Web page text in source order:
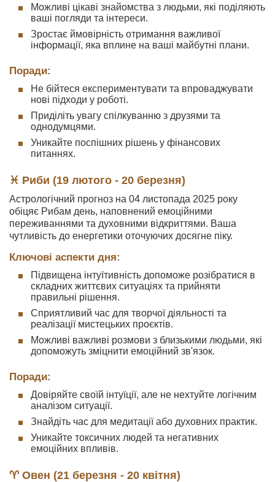
Можливі цікаві знайомства з людьми, які поділяють
ваші погляди та інтереси.
Зростає ймовірність отримання важливої
інформації, яка вплине на ваші майбутні плани.
Поради:
Не бійтеся експериментувати та впроваджувати
нові підходи у роботі.
Приділіть увагу спілкуванню з друзями та
однодумцями.
Уникайте поспішних рішень у фінансових
питаннях.
♓ Риби (19 лютого - 20 березня)
Астрологічний прогноз на 04 листопада 2025 року
обіцяє Рибам день, наповнений емоційними
переживаннями та духовними відкриттями. Ваша
чутливість до енергетики оточуючих досягне піку.
Ключові аспекти дня:
Підвищена інтуїтивність допоможе розібратися в
складних життєвих ситуаціях та прийняти
правильні рішення.
Сприятливий час для творчої діяльності та
реалізації мистецьких проєктів.
Можливі важливі розмови з близькими людьми, які
допоможуть зміцнити емоційний зв'язок.
Поради:
Довіряйте своїй інтуїції, але не нехтуйте логічним
аналізом ситуації.
Знайдіть час для медитації або духовних практик.
Уникайте токсичних людей та негативних
емоційних впливів.
♈ Овен (21 березня - 20 квітня)